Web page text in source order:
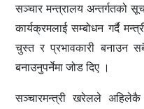
सञ्चार मन्त्रालय अन्तर्गतको
कार्यक्रमलाई सम्बोधन गर्दै
चुस्त र प्रभावकारी बनाउन
बनाउनुपर्नेमा जोड दिए ।
सञ्चारमन्त्री खरेलले